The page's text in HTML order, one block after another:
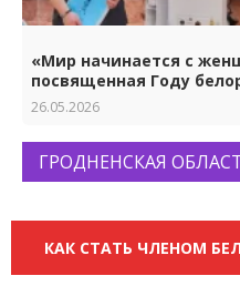
«Мир начинается с
посвященная Году
Гродно
26.05.2026
ГРОДНЕНСКАЯ
КАК СТАТЬ ЧЛЕНОМ